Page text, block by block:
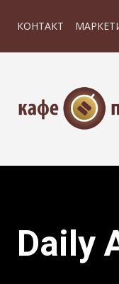
КОНТАКТ
Daily